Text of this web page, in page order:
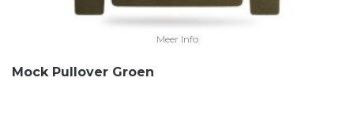
Meer Info
Mock Pullover Groen